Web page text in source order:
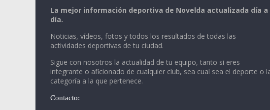
La mejor información deportiva de Novelda actualizada día a
día.
Noticias, vídeos, fotos y todos los resultados de todas las
actividades deportivas de tu ciudad.
Sigue con nosotros la actualidad de tu equipo, tanto si eres
integrante o aficionado de cualquier club, sea cual sea el deporte o
categoría a la que pertenece.
Contacto: